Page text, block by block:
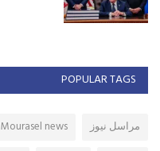
POPULAR TAGS
مراسل نيوز Mourasel news